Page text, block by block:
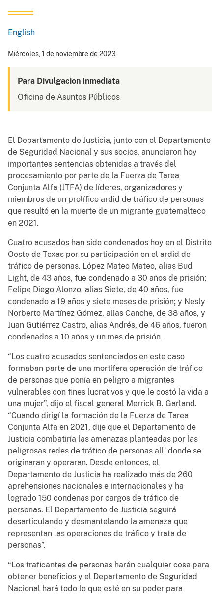
English
Miércoles, 1 de noviembre de 2023
Para Divulgacion Inmediata
Oficina de Asuntos Públicos
El Departamento de Justicia, junto con el Departamento
de Seguridad Nacional y sus socios, anunciaron hoy
importantes sentencias obtenidas a través del
procesamiento por parte de la Fuerza de Tarea
Conjunta Alfa (JTFA) de líderes, organizadores y
miembros de un prolífico ardid de tráfico de personas
que resultó en la muerte de un migrante guatemalteco
en 2021.
Cuatro acusados han sido condenados hoy en el Distrito
Oeste de Texas por su participación en el ardid de
tráfico de personas. López Mateo Mateo, alias Bud
Light, de 43 años, fue condenado a 30 años de prisión;
Felipe Diego Alonzo, alias Siete, de 40 años, fue
condenado a 19 años y siete meses de prisión; y Nesly
Norberto Martínez Gómez, alias Canche, de 38 años, y
Juan Gutiérrez Castro, alias Andrés, de 46 años, fueron
condenados a 10 años y un mes de prisión.
“Los cuatro acusados sentenciados en este caso
formaban parte de una mortífera operación de tráfico
de personas que ponía en peligro a migrantes
vulnerables con fines lucrativos y que le costó la vida a
una mujer”, dijo el fiscal general Merrick B. Garland.
“Cuando dirigí la formación de la Fuerza de Tarea
Conjunta Alfa en 2021, dije que el Departamento de
Justicia combatiría las amenazas planteadas por las
peligrosas redes de tráfico de personas allí donde se
originaran y operaran. Desde entonces, el
Departamento de Justicia ha realizado más de 260
aprehensiones nacionales e internacionales y ha
logrado 150 condenas por cargos de tráfico de
personas. El Departamento de Justicia seguirá
desarticulando y desmantelando la amenaza que
representan las operaciones de tráfico y trata de
personas”.
“Los traficantes de personas harán cualquier cosa para
obtener beneficios y el Departamento de Seguridad
Nacional hará todo lo que esté en su poder para